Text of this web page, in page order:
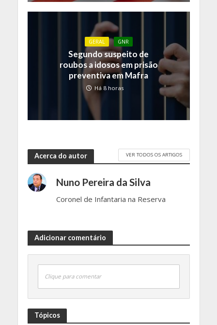
GERAL GNR
Segundo suspeito de
roubos a idosos em prisão
preventiva em Mafra
Há 8 horas
Acerca do autor VER TODOS OS ARTIGOS
Nuno Pereira da Silva
Coronel de Infantaria na Reserva
Adicionar comentário
Clique para comentar
Tópicos